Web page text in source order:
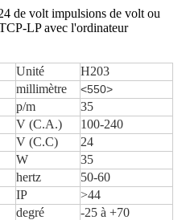
de volt impulsions de volt ou
LP avec l'ordinateur
Unité
H203
millimètre <550>
p/m
35
V (C.A.)
100-240
V (C.C)
24
W
35
hertz
50-60
IP
>44
degré
-25 à +70